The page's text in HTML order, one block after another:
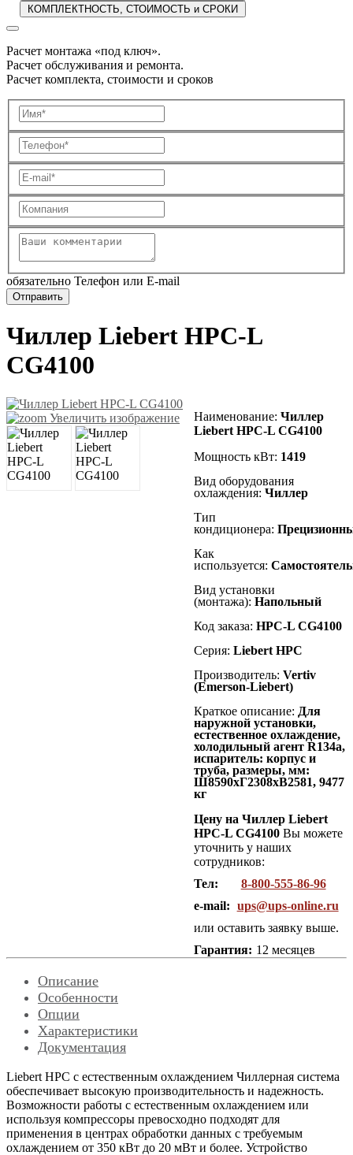
Расчет монтажа «под ключ».
Расчет обслуживания и ремонта.
Расчет комплекта, стоимости и сроков
обязательно Телефон или E-mail
Чиллер Liebert HPC-L
CG4100
Увеличить изображение Наименование: Чиллер
Liebert HPC-L CG4100
Мощность кВт: 1419
Вид оборудования
охлаждения: Чиллер
Тип
кондиционера:
Как
используется:
Вид установки
(монтажа): Напольный
Код заказа: HPC-L CG4100
Серия: Liebert HPC
Производитель: Vertiv
(Emerson-Liebert)
Краткое описание: Для
наружной установки,
естественное охлаждение,
холодильный агент R134а,
испаритель: корпус и
труба, размеры, мм:
Ш8590хГ2308хВ2581, 9477
кг
Цену на Чиллер Liebert
HPC-L CG4100 Вы можете
уточнить у наших
сотрудников:
Тел:
8-800-555-86-96
e-mail: ups@ups-online.ru
или оставить заявку выше.
Гарантия: 12 месяцев
Описание
Особенности
Опции
Характеристики
Документация
Liebert HPС с естественным охлаждением Чиллерная система
обеспечивает высокую производительность и надежность.
Возможности работы с естественным охлаждением или
используя компрессоры превосходно подходят для
применения в центрах обработки данных с требуемым
охлаждением от 350 кВт до 20 мВт и более. Устройство